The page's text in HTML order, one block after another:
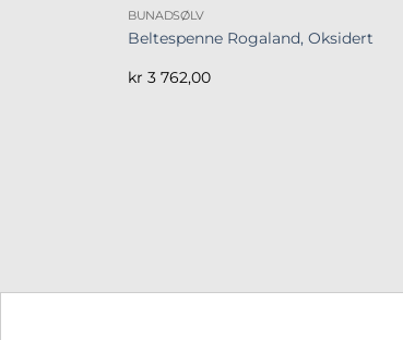
BUNADSØLV
Beltespenne Rogaland, Oksidert
kr 3 762,00